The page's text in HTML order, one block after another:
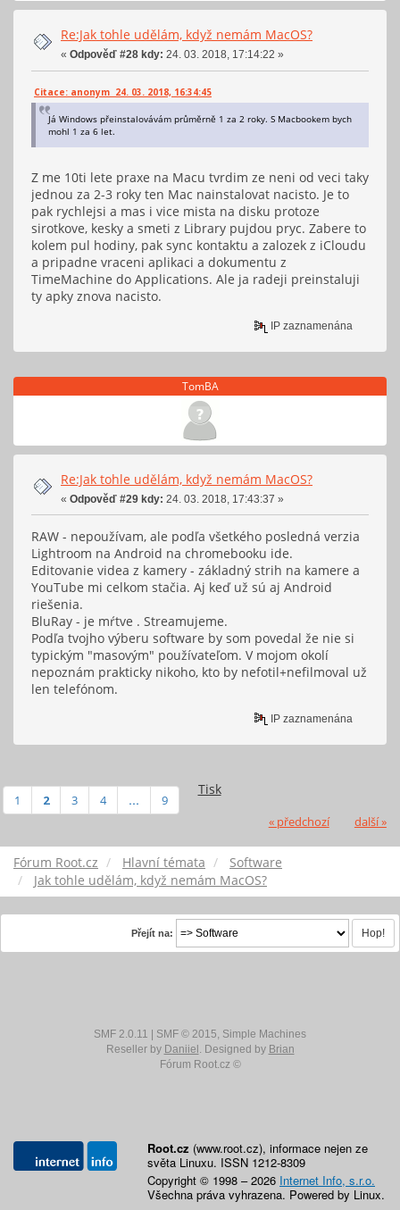
Re:Jak tohle udělám, když nemám MacOS?
« Odpověď #28 kdy: 24. 03. 2018, 17:14:22 »
Citace: anonym 24. 03. 2018, 16:34:45
Já Windows přeinstalovávám průměrně 1 za 2 roky. S Macbookem bych
mohl 1 za 6 let.
Z me 10ti lete praxe na Macu tvrdim ze neni od veci taky
jednou za 2-3 roky ten Mac nainstalovat nacisto. Je to
pak rychlejsi a mas i vice mista na disku protoze
sirotkove, kesky a smeti z Library pujdou pryc. Zabere to
kolem pul hodiny, pak sync kontaktu a zalozek z iCloudu
a pripadne vraceni aplikaci a dokumentu z
TimeMachine do Applications. Ale ja radeji preinstaluji
ty apky znova nacisto.
IP zaznamenána
TomBA
Re:Jak tohle udělám, když nemám MacOS?
« Odpověď #29 kdy: 24. 03. 2018, 17:43:37 »
RAW - nepoužívam, ale podľa všetkého posledná verzia
Lightroom na Android na chromebooku ide.
Editovanie videa z kamery - základný strih na kamere a
YouTube mi celkom stačia. Aj keď už sú aj Android
riešenia.
BluRay - je mŕtve . Streamujeme.
Podľa tvojho výberu software by som povedal že nie si
typickým "masovým" používateľom. V mojom okolí
nepoznám prakticky nikoho, kto by nefotil+nefilmoval už
len telefónom.
IP zaznamenána
Tisk
1 2 3 4 ... 9
« předchozí další »
Fórum Root.cz Hlavní témata
Software
Jak tohle udělám, když nemám MacOS?
Přejít na:
SMF 2.0.11 | SMF © 2015, Simple Machines
Reseller by Daniiel. Designed by Brian
Fórum Root.cz ©
Root.cz (www.root.cz), informace nejen ze
světa Linuxu. ISSN 1212-8309
Copyright © 1998 – 2026 Internet Info, s.r.o.
Všechna práva vyhrazena. Powered by Linux.